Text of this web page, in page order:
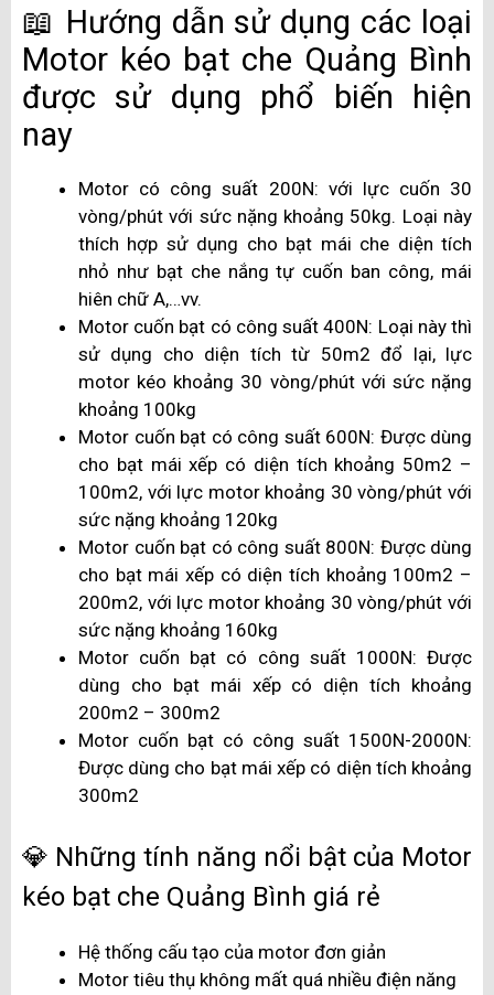
📖 Hướng dẫn sử dụng các loại
Motor kéo bạt che Quảng Bình
được sử dụng phổ biến hiện
nay
Motor có công suất 200N: với lực cuốn 30
vòng/phút với sức nặng khoảng 50kg. Loại này
thích hợp sử dụng cho bạt mái che diện tích
nhỏ như bạt che nắng tự cuốn ban công, mái
hiên chữ A,…vv.
Motor cuốn bạt có công suất 400N: Loại này thì
sử dụng cho diện tích từ 50m2 đổ lại, lực
motor kéo khoảng 30 vòng/phút với sức nặng
khoảng 100kg
Motor cuốn bạt có công suất 600N: Được dùng
cho bạt mái xếp có diện tích khoảng 50m2 –
100m2, với lực motor khoảng 30 vòng/phút với
sức nặng khoảng 120kg
Motor cuốn bạt có công suất 800N: Được dùng
cho bạt mái xếp có diện tích khoảng 100m2 –
200m2, với lực motor khoảng 30 vòng/phút với
sức nặng khoảng 160kg
Motor cuốn bạt có công suất 1000N: Được
dùng cho bạt mái xếp có diện tích khoảng
200m2 – 300m2
Motor cuốn bạt có công suất 1500N-2000N:
Được dùng cho bạt mái xếp có diện tích khoảng
300m2
💎 Những tính năng nổi bật của Motor
kéo bạt che Quảng Bình giá rẻ
Hệ thống cấu tạo của motor đơn giản
Motor tiêu thụ không mất quá nhiều điện năng